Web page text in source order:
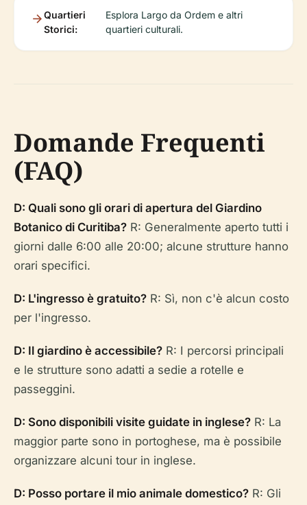
Quartieri
Storici:
Esplora Largo da Ordem e altri
quartieri culturali.
Domande Frequenti
(FAQ)
D: Quali sono gli orari di apertura del Giardino
Botanico di Curitiba? R: Generalmente aperto tutti i
giorni dalle 6:00 alle 20:00; alcune strutture hanno
orari specifici.
D: L'ingresso è gratuito? R: Sì, non c'è alcun costo
per l'ingresso.
D: Il giardino è accessibile? R: I percorsi principali
e le strutture sono adatti a sedie a rotelle e
passeggini.
D: Sono disponibili visite guidate in inglese? R: La
maggior parte sono in portoghese, ma è possibile
organizzare alcuni tour in inglese.
D: Posso portare il mio animale domestico? R: Gli